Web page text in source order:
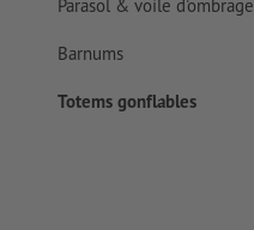
Parasol & voile d'ombrage
Barnums
Totems gonflables